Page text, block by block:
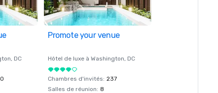
, DC
Promote your venue
Hôtel de luxe à Washington, DC
Chambres d'invités: 237
Salles de réunion: 8